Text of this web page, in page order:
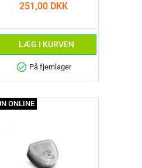
251,00 DKK
LÆG I KURVEN
check_circle På fjernlager
ONLINE